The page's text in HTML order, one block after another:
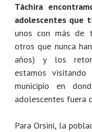
Táchira
adolescentes que
unos con más de
otros que nunca
años) y los
estamos
municipio en
adolescentes fuera
Para Orsini, la